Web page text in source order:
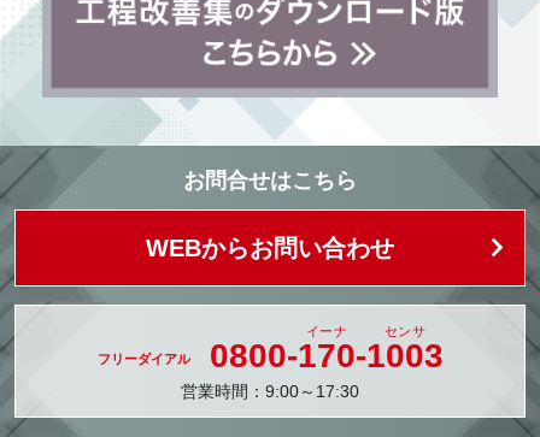
お問合せはこちら
WEBからお問い合わせ
0800-170-1003
営業時間：9:00～17:30